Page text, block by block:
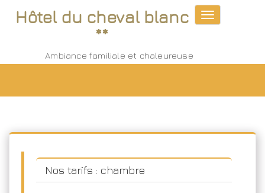
Toggle
navigation
Hôtel du cheval blanc
**
Ambiance familiale et chaleureuse
Nos tarifs : chambre